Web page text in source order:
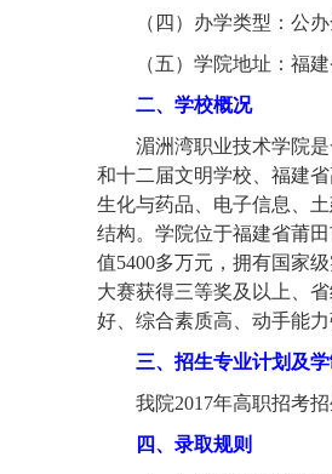
（四）办学类型：公
（五）学院地址：福
二、学校概况
湄洲湾职业技术学院
和十二届文明学校、福建
生化与药品、电子信息、
结构。学院位于福建省莆
值5400多万元，拥有国家
大赛获得三等奖及以上、
好、综合素质高、动手能
三、招生专业计划及学
我院201 7年高职招考
四、录取规则